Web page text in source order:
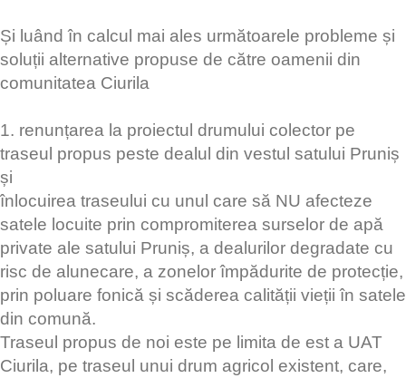
Și luând în calcul mai ales următoarele probleme și
soluții alternative propuse de către oamenii din
comunitatea Ciurila
1. renunțarea la proiectul drumului colector pe
traseul propus peste dealul din vestul satului Pruniș
și
înlocuirea traseului cu unul care să NU afecteze
satele locuite prin compromiterea surselor de apă
private ale satului Pruniș, a dealurilor degradate cu
risc de alunecare, a zonelor împădurite de protecție,
prin poluare fonică și scăderea calității vieții în satele
din comună.
Traseul propus de noi este pe limita de est a UAT
Ciurila, pe traseul unui drum agricol existent, care,